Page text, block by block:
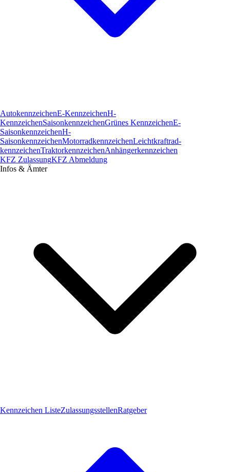
AutokennzeichenE-KennzeichenH-
KennzeichenSaisonkennzeichenGrünes KennzeichenE-
SaisonkennzeichenH-
SaisonkennzeichenMotorradkennzeichenLeichtkraftrad­
kennzeichenTraktorkennzeichenAnhängerkennzeichen
KFZ ZulassungKFZ Abmeldung
Infos & Ämter
Kennzeichen ListeZulassungsstellenRatgeber